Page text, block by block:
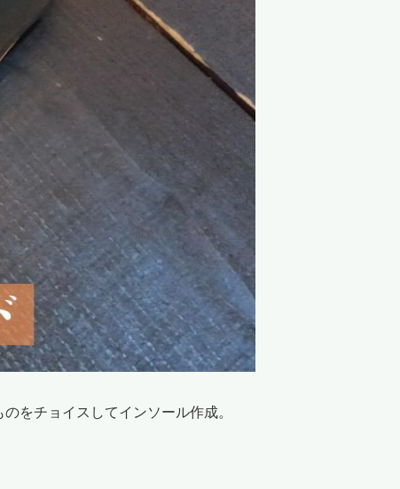
をチョイスしてインソール作成。